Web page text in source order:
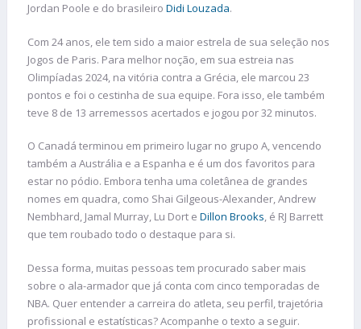
Jordan Poole e do brasileiro Didi Louzada.
Com 24 anos, ele tem sido a maior estrela de sua seleção nos
Jogos de Paris. Para melhor noção, em sua estreia nas
Olimpíadas 2024, na vitória contra a Grécia, ele marcou 23
pontos e foi o cestinha de sua equipe. Fora isso, ele também
teve 8 de 13 arremessos acertados e jogou por 32 minutos.
O Canadá terminou em primeiro lugar no grupo A, vencendo
também a Austrália e a Espanha e é um dos favoritos para
estar no pódio. Embora tenha uma coletânea de grandes
nomes em quadra, como Shai Gilgeous-Alexander, Andrew
Nembhard, Jamal Murray, Lu Dort e Dillon Brooks, é RJ Barrett
que tem roubado todo o destaque para si.
Dessa forma, muitas pessoas tem procurado saber mais
sobre o ala-armador que já conta com cinco temporadas de
NBA. Quer entender a carreira do atleta, seu perfil, trajetória
profissional e estatísticas? Acompanhe o texto a seguir.